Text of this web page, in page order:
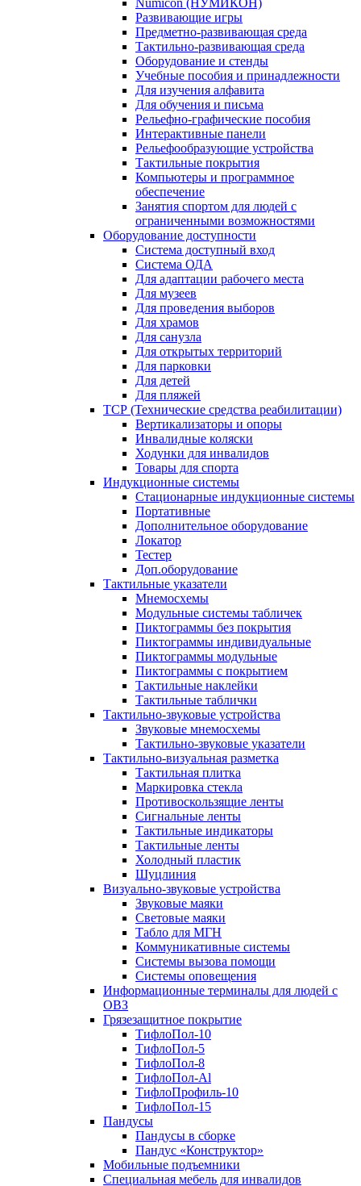
Numicon (НУМИКОН)
Развивающие игры
Предметно-развивающая среда
Тактильно-развивающая среда
Оборудование и стенды
Учебные пособия и принадлежности
Для изучения алфавита
Для обучения и письма
Рельефно-графические пособия
Интерактивные панели
Рельефообразующие устройства
Тактильные покрытия
Компьютеры и программное
обеспечение
Занятия спортом для людей с
ограниченными возможностями
Оборудование доступности
Система доступный вход
Система ОДА
Для адаптации рабочего места
Для музеев
Для проведения выборов
Для храмов
Для санузла
Для открытых территорий
Для парковки
Для детей
Для пляжей
ТСР (Технические средства реабилитации)
Вертикализаторы и опоры
Инвалидные коляски
Ходунки для инвалидов
Товары для спорта
Индукционные системы
Стационарные индукционные системы
Портативные
Дополнительное оборудование
Локатор
Тестер
Доп.оборудование
Тактильные указатели
Мнемосхемы
Модульные системы табличек
Пиктограммы без покрытия
Пиктограммы индивидуальные
Пиктограммы модульные
Пиктограммы с покрытием
Тактильные наклейки
Тактильные таблички
Тактильно-звуковые устройства
Звуковые мнемосхемы
Тактильно-звуковые указатели
Тактильно-визуальная разметка
Тактильная плитка
Маркировка стекла
Противоскользящие ленты
Сигнальные ленты
Тактильные индикаторы
Тактильные ленты
Холодный пластик
Шуцлиния
Визуально-звуковые устройства
Звуковые маяки
Световые маяки
Табло для МГН
Коммуникативные системы
Системы вызова помощи
Системы оповещения
Информационные терминалы для людей с
ОВЗ
Грязезащитное покрытие
ТифлоПол-10
ТифлоПол-5
ТифлоПол-8
ТифлоПол-Al
ТифлоПрофиль-10
ТифлоПол-15
Пандусы
Пандусы в сборке
Пандус «Конструктор»
Мобильные подъемники
Специальная мебель для инвалидов